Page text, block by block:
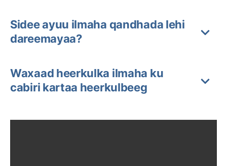
Sidee ayuu ilmaha qandhada lehi
dareemayaa?
Waxaad heerkulka ilmaha ku
cabiri kartaa heerkulbeeg